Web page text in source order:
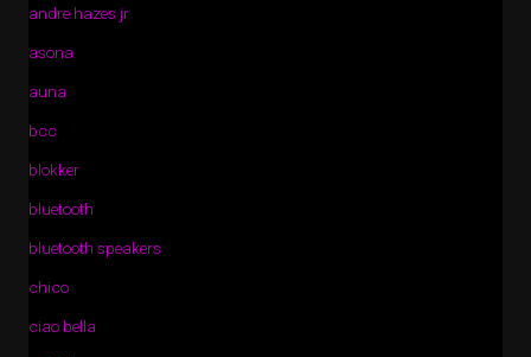
andre hazes jr
asona
auna
bcc
blokker
bluetooth
bluetooth speakers
chico
ciao bella